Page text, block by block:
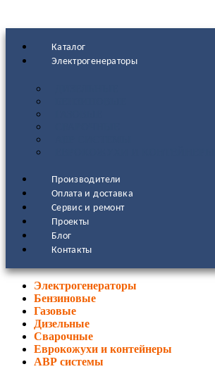
Каталог
Электрогенераторы
Производители
Оплата и доставка
Сервис и ремонт
Проекты
Блог
Контакты
Электрогенераторы
Бензиновые
Газовые
Дизельные
Сварочные
Еврокожухи и контейнеры
АВР системы